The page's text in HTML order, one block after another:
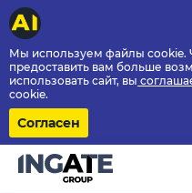
Мы используем файлы cookie.
предоставить вам больше
использовать сайт, вы
cookie.
Согласен